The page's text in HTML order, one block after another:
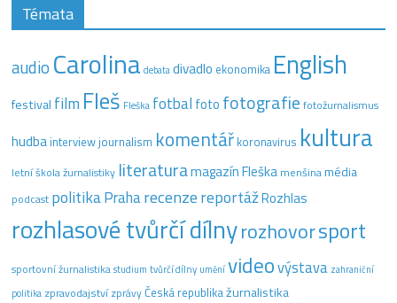
Témata
audio Carolina debata divadlo ekonomika English
festival film Fleš Fleška fotbal foto fotografie fotožurnalismus
hudba interview journalism komentář koronavirus kultura
letní škola žurnalistiky literaturamagazín Fleška menšinamédia
podcast politikaPraharecenzereportážRozhlas
rozhlasové tvůrčí dílnyrozhovorsport
sportovní žurnalistika studium tvůrčí dílny uměnívideovýstava zahraniční
politika zpravodajstvízprávyČeská republikažurnalistika